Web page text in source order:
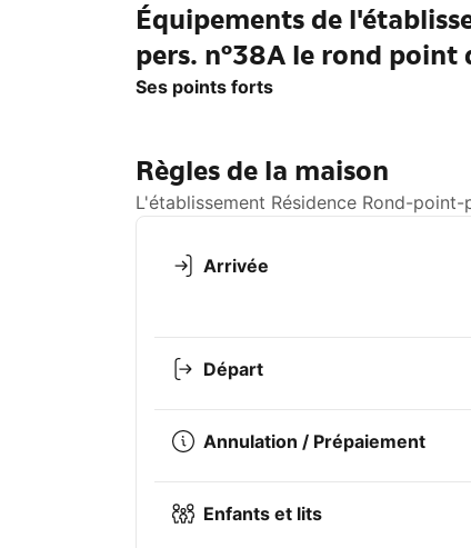
Équipements de
pers. n°38A le rond point
Ses points forts
Règles de la maison
L'établissement Résidence Rond-
Arrivée
Départ
Annulation / Prépaiement
Enfants et lits